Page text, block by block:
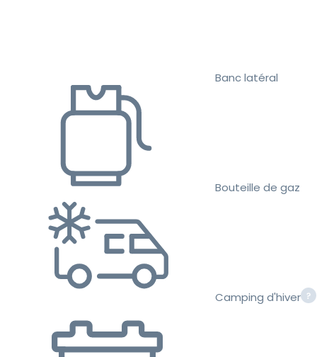
Banc latéral
Bouteille de gaz
Camping d'hiver